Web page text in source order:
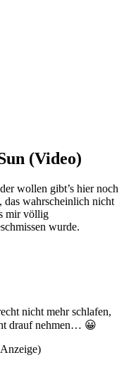
(Video)
wollen gibt’s hier noch
das wahrscheinlich nicht
mir völlig
wurde.
nicht mehr schlafen,
drauf nehmen… 😀